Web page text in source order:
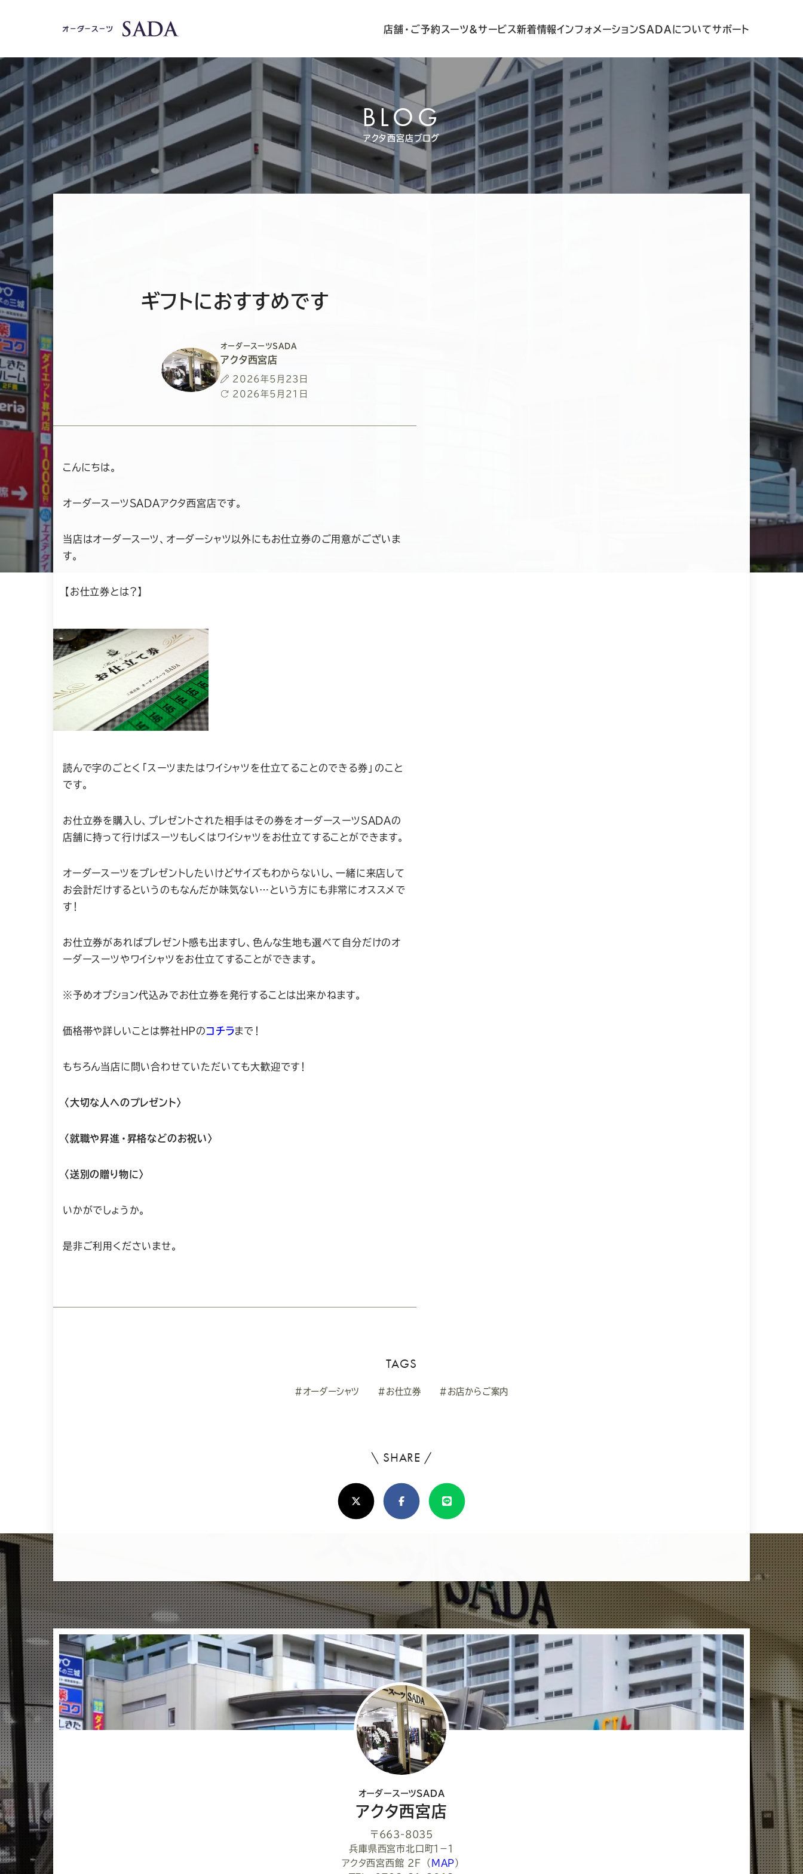
店舗・ご予約 スーツ&サービス新着情報インフォメーションSADAについてサポート
BLOG
アクタ西宮店ブログ
ギフトにおすすめです
オーダースーツSADA
アクタ西宮店
投
稿
2026年5月23日
最
更
2026年5月21日
こんにちは。
オーダースーツSADAアクタ西宮店です。
当店はオーダースーツ、オーダーシャツ以外にもお仕立券のご用意がございま
す。
【お仕立券とは？】
読んで字のごとく「スーツまたはワイシャツを仕立てることのできる券」のこと
です。
お仕立券を購入し、プレゼントされた相手はその券をオーダースーツSADAの
店舗に持って行けばスーツもしくはワイシャツをお仕立てすることができます。
オーダースーツをプレゼントしたいけどサイズもわからないし、一緒に来店して
お会計だけするというのもなんだか味気ない…という方にも非常にオススメで
す！
お仕立券があればプレゼント感も出ますし、色んな生地も選べて自分だけのオ
ーダースーツやワイシャツをお仕立てすることができます。
※予めオプション代込みでお仕立券を発行することは出来かねます。
価格帯や詳しいことは弊社ＨＰのコチラまで！
もちろん当店に問い合わせていただいても大歓迎です！
〈大切な人へのプレゼント〉
〈就職や昇進・昇格などのお祝い〉
〈送別の贈り物に〉
いかがでしょうか。
是非ご利用くださいませ。
TAGS
#オーダーシャツ #お仕立券 #お店からご案内
\ SHARE /
ろ
し
け
シ
ェ
ア
し
て
く
だ
さ
い
X(Twitter)FacebookLine
オーダースーツSADA
アクタ西宮店
〒663-8035
兵庫県西宮市北口町１−１
アクタ西宮西館 2F
（ MAP ）